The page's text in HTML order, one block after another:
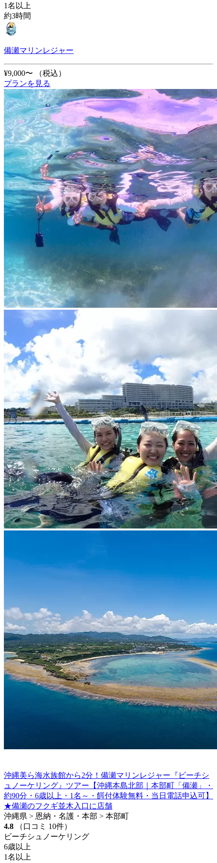
1名以上
約3時間
備瀬マリンレジャー
¥9,000〜
（税込）
プランを見る
沖縄美ら海水族館から2分！備瀬マリンレジャー『ビーチシ
ュノーケリング』ツアー【沖縄本島北部｜本部町「備瀬」・
約90分・6歳以上・1名～・餌付体験無料・当日電話申込可】
★備瀬のフクギ並木入口に店舗
沖縄県 > 恩納・名護・本部 > 本部町
4.8
（口コミ 10件）
ビーチシュノーケリング
6歳以上
1名以上